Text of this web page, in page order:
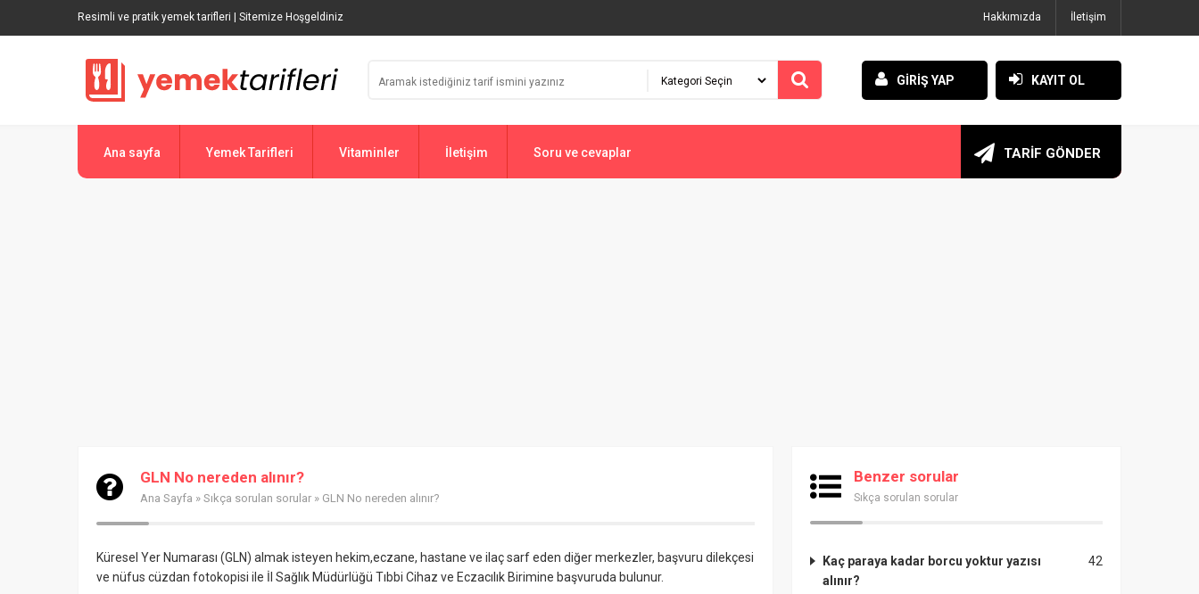
Resimli ve pratik yemek tarifleri | Sitemize Hoşgeldiniz Hakkımızda İletişim
GİRİŞ YAP KAYIT OL
Ana sayfa Yemek Tarifleri Vitaminler İletişim Soru ve cevaplar TARİF GÖNDER
GLN No nereden alınır?
Ana Sayfa » Sıkça sorulan sorular » GLN No nereden alınır?
Küresel Yer Numarası (GLN) almak isteyen hekim,eczane, hastane ve ilaç sarf eden diğer merkezler, başvuru dilekçesi
ve nüfus cüzdan fotokopisi ile İl Sağlık Müdürlüğü Tıbbi Cihaz ve Eczacılık Birimine başvuruda bulunur.
Benzer sorular
Sıkça sorulan sorular
42
Kaç paraya kadar borcu yoktur yazısı
alınır?